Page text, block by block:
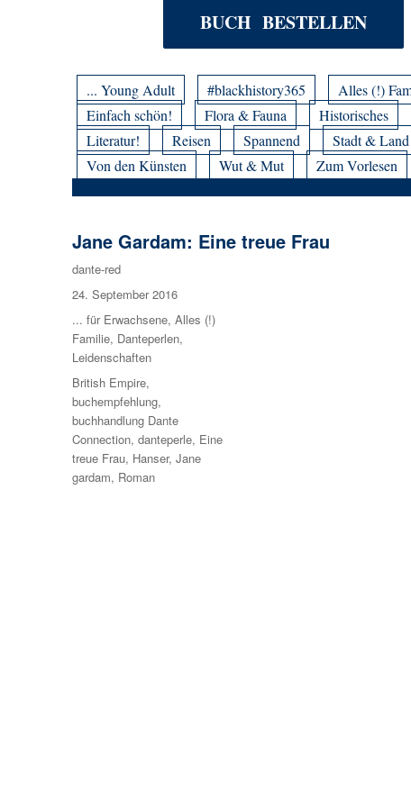
BUCH BESTELLEN
... Young Adult #blackhistory365 Alles (!)
Einfach schön!
Flora & Fauna Historisches
Literatur!
Reisen Spannend Stadt & Land
Von den Künsten
Wut & Mut Zum Vorlesen
Jane Gardam: Eine treue Frau
Autor
dante-red
Veröffentlicht
am
24. September 2016
Kategorien
... für Erwachsene,Alles (!)
Familie, Danteperlen,
Leidenschaften
Schlagwörter
British Empire,
buchempfehlung,
buchhandlung Dante
Connection,danteperle, Eine
treue Frau, Hanser,Jane
gardam, Roman